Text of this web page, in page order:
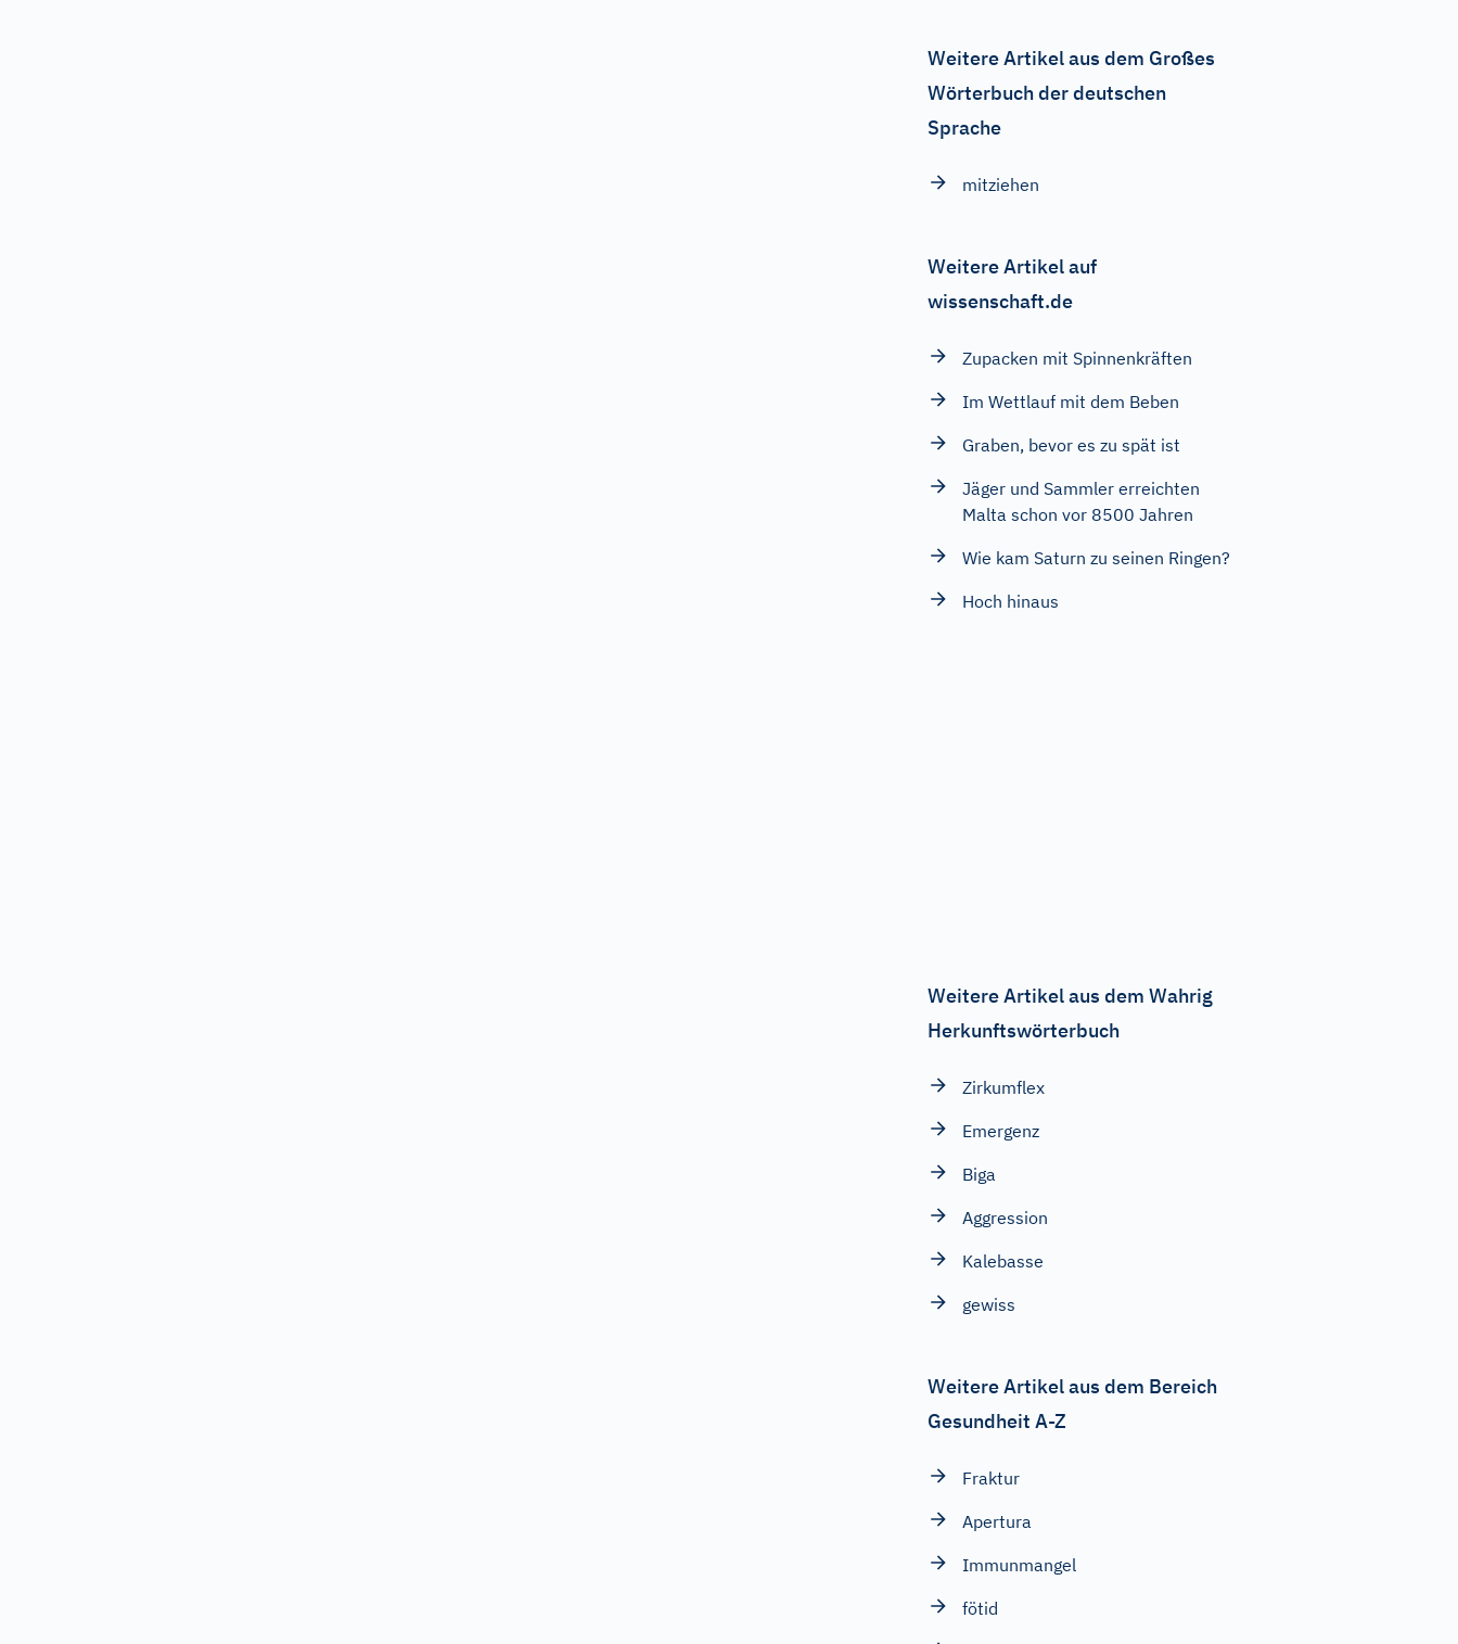
Weitere Artikel aus dem Großes
Wörterbuch der deutschen
Sprache
mitziehen
Weitere Artikel auf
wissenschaft.de
Zupacken mit Spinnenkräften
Im Wettlauf mit dem Beben
Graben, bevor es zu spät ist
Jäger und Sammler erreichten
Malta schon vor 8500 Jahren
Wie kam Saturn zu seinen Ringen?
Hoch hinaus
Weitere Artikel aus dem Wahrig
Herkunftswörterbuch
Zirkumflex
Emergenz
Biga
Aggression
Kalebasse
gewiss
Weitere Artikel aus dem Bereich
Gesundheit A-Z
Fraktur
Apertura
Immunmangel
fötid